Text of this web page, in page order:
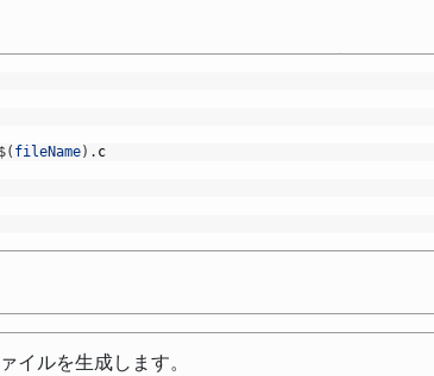
$( fileName) . c
イルを生成します。